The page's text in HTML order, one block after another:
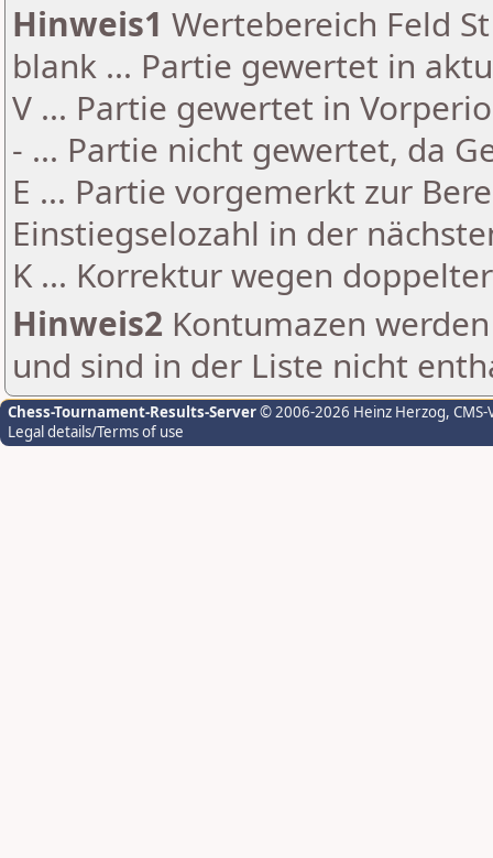
Hinweis1 Wertebereich Feld
blank ... Partie gewertet in
V ... Partie gewertet in
- ... Partie nicht gewertet, da
E ... Partie vorgemerkt zur
Einstiegselozahl in der
K ... Korrektur wegen
Hinweis2 Kontumazen
und sind in der Liste nicht
Chess-Tournament-Results-Server© 2006-2026 Heinz Herzog,
Legal details/Terms of use